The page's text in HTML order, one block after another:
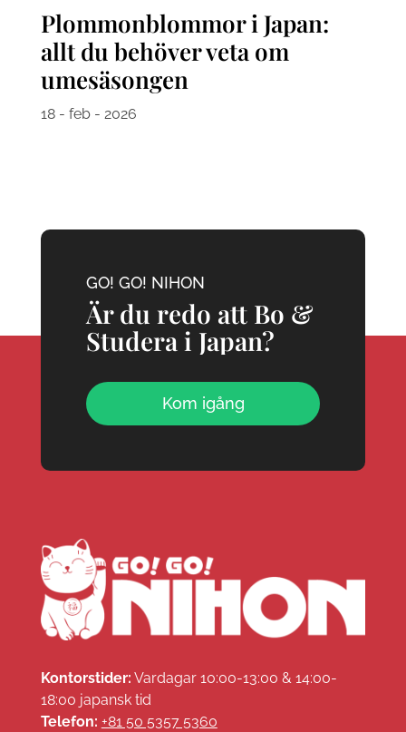
Plommonblommor i Japan:
allt du behöver veta om
umesäsongen
18 - feb - 2026
GO! GO! NIHON
Är du redo att Bo &
Studera i Japan?
Kom igång
Kontorstider: Vardagar 10:00-13:00 & 14:00-
18:00 japansk tid
Telefon: +81 50 5357 5360